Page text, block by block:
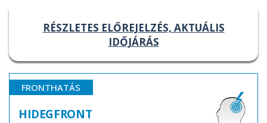
RÉSZLETES ELŐREJELZÉS, AKTUÁLIS
IDŐJÁRÁS
FRONTHATÁS
HIDEGFRONT